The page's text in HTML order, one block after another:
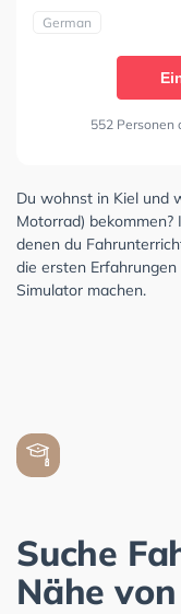
German
552 Personen
Du wohnst in Kiel und
Motorrad)
denen du
die ersten
Simulator machen.
Suche
Nähe